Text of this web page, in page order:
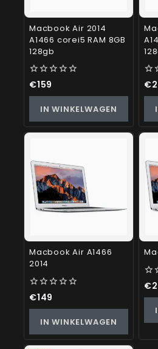
Macbook Air 2014
A1466 corei5 RAM 8GB
128gb
0
€159
IN WINKELWAGEN
0
€
Macbook Air A1466
2014
0
€149
IN WINKELWAGEN
0
€